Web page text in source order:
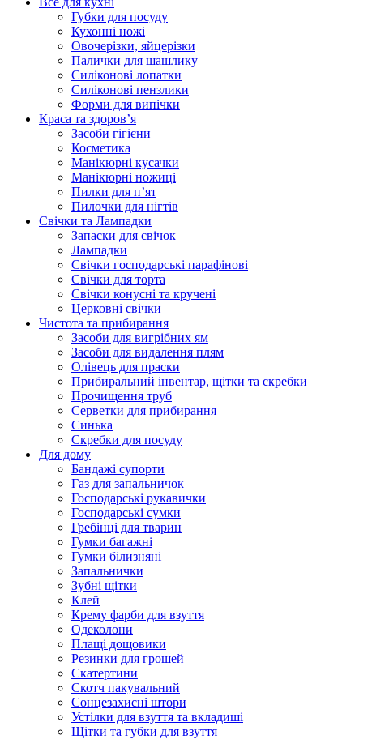
Губки для посуду
Кухонні ножі
Овочерізки, яйцерізки
Палички для шашлику
Силіконові лопатки
Силіконові пензлики
Форми для випічки
Краса та здоров’я
Засоби гігієни
Косметика
Манікюрні кусачки
Манікюрні ножиці
Пилки для п’ят
Пилочки для нігтів
Свічки та Лампадки
Запаски для свічок
Лампадки
Свічки господарські парафінові
Свічки для торта
Свічки конусні та кручені
Церковні свічки
Чистота та прибирання
Засоби для вигрібних ям
Засоби для видалення плям
Олівець для праски
Прибиральний інвентар, щітки та скребки
Прочищення труб
Серветки для прибирання
Синька
Скребки для посуду
Для дому
Бандажі супорти
Газ для запальничок
Господарські рукавички
Господарські сумки
Гребінці для тварин
Гумки багажні
Гумки білизняні
Запальнички
Зубні щітки
Клей
Крему фарби для взуття
Одеколони
Плащі дощовики
Резинки для грошей
Скатертини
Скотч пакувальний
Сонцезахисні штори
Устілки для взуття та вкладиші
Щітки та губки для взуття